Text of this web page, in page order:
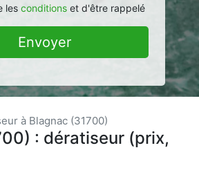
les conditionset d'être rappelé
Envoyer
à Blagnac (31700)
: dératiseur (prix,